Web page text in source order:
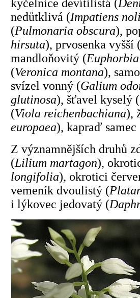
kyčelnice devítilistá (
nedůtklivá (Impatiens
(Pulmonaria obscura),
hirsuta), prvosenka vyšší
mandloňovitý (
(Veronica montana),
svízel vonný (Galium
glutinosa), šťavel kyselý (
(Viola reichenbachiana),
europaea), kapraď samec
Z významnějších druhů
(Lilium martagon),
longifolia), okrotici
vemeník dvoulistý (
i lýkovec jedovatý (